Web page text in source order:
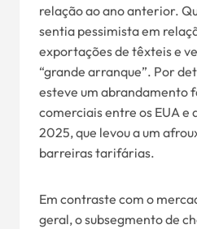
relação ao ano anterior.
sentia pessimista em
exportações de têxteis e
“grande arranque”. Por
esteve um abrandamento
comerciais entre os EUA e
2025, que levou a um
barreiras tarifárias.
Em contraste com o
geral, o subsegmento de